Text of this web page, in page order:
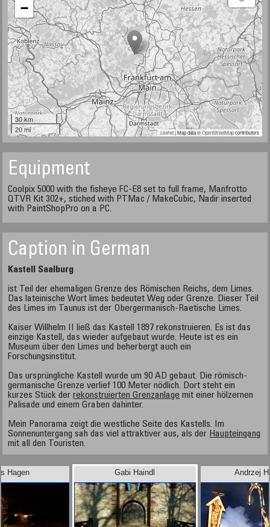
−
30 km
20 mi
Leaflet| Map data ©OpenStreetMapcontributors
Equipment
Coolpix 5000 with the fisheye FC-E8 set to full frame, Manfrotto
QTVR Kit 302+, stiched with PTMac / MakeCubic, Nadir inserted
with PaintShopPro on a PC.
Caption in German
Kastell Saalburg
ist Teil der ehemaligen Grenze des Römischen Reichs, dem Limes.
Das lateinische Wort limes bedeutet Weg oder Grenze. Dieser Teil
des Limes im Taunus ist der Obergermanisch-Raetische Limes.
Kaiser Willhelm II ließ das Kastell 1897 rekonstruieren. Es ist das
einzige Kastell, das wieder aufgebaut wurde. Heute ist es ein
Museum über den Limes und beherbergt auch ein
Forschungsinstitut.
Das ursprüngliche Kastell wurde um 90 AD gebaut. Die römisch-
germanische Grenze verlief 100 Meter nödlich. Dort steht ein
kurzes Stück derrekonstruierten Grenzanlage mit einer hölzernen
Palisade und einem Graben dahinter.
Mein Panorama zeigt die westliche Seite des Kastells. Im
Sonnenuntergang sah das viel attraktiver aus, als der Haupteingang
mit all den Touristen.
Hagen Andrzej
Gabi Haindl